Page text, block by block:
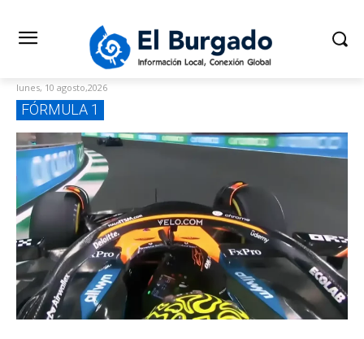
lunes, 10 agosto,2026
FÓRMULA 1